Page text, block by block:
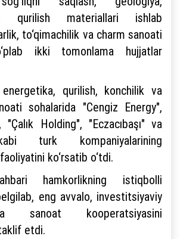
qurilish materiallari ishlab
to‘qimachilik va charm sanoati
ikki tomonlama hujjatlar
qurilish, konchilik va
sohalarida "Cengiz Energy",
"Çalık Holding", "Eczacıbaşı" va
turk kompaniyalarining
ko‘rsatib o‘tdi.
hamkorlikning istiqbolli
eng avvalo, investitsiyaviy
sanoat kooperatsiyasini
etdi.